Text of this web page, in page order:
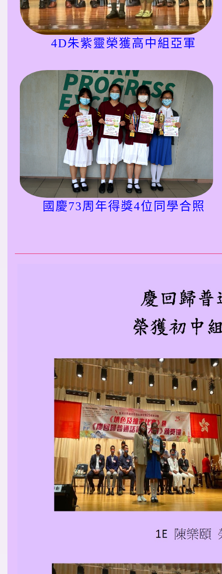
4D朱紫靈榮獲高中組亞軍
國慶73周年得獎4位同學合照